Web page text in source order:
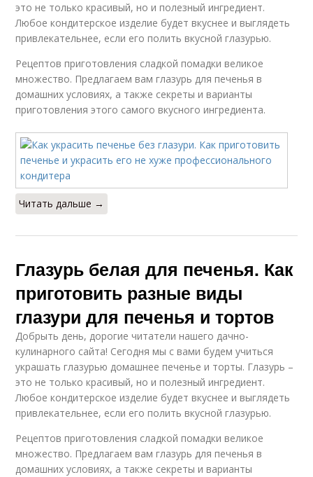
это не только красивый, но и полезный ингредиент.
Любое кондитерское изделие будет вкуснее и выглядеть
привлекательнее, если его полить вкусной глазурью.
Рецептов приготовления сладкой помадки великое
множество. Предлагаем вам глазурь для печенья в
домашних условиях, а также секреты и варианты
приготовления этого самого вкусного ингредиента.
Читать дальше →
Глазурь белая для печенья. Как
приготовить разные виды
глазури для печенья и тортов
Добрыть день, дорогие читатели нашего дачно-
кулинарного сайта! Сегодня мы с вами будем учиться
украшать глазурью домашнее печенье и торты. Глазурь –
это не только красивый, но и полезный ингредиент.
Любое кондитерское изделие будет вкуснее и выглядеть
привлекательнее, если его полить вкусной глазурью.
Рецептов приготовления сладкой помадки великое
множество. Предлагаем вам глазурь для печенья в
домашних условиях, а также секреты и варианты